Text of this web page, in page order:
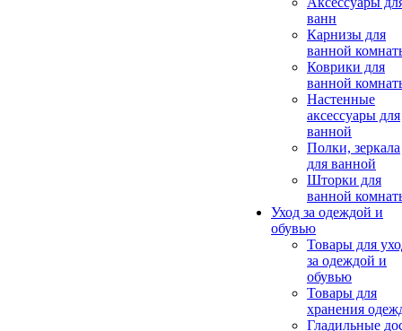
ванн
Карнизы для
ванной
Коврики для
ванной
Настенные
аксессуары для
ванной
Полки, зеркала
для ванной
Шторки для
ванной
Уход за одеждой и
обувью
Товары для
за одеждой и
обувью
Товары для
хранения
Гладильные